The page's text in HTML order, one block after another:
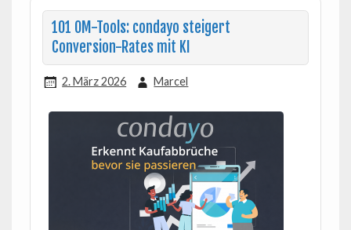
101 OM-Tools: condayo steigert
Conversion-Rates mit KI
2. März 2026 Marcel